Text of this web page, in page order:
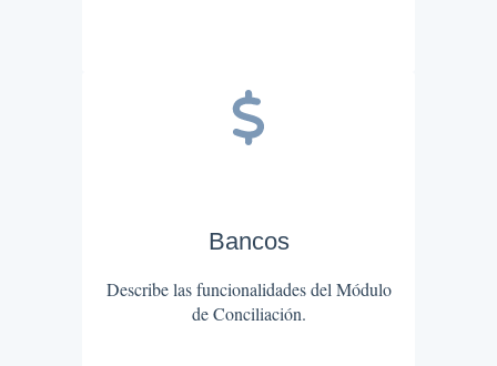
Bancos
Describe las funcionalidades del Módulo
de Conciliación.